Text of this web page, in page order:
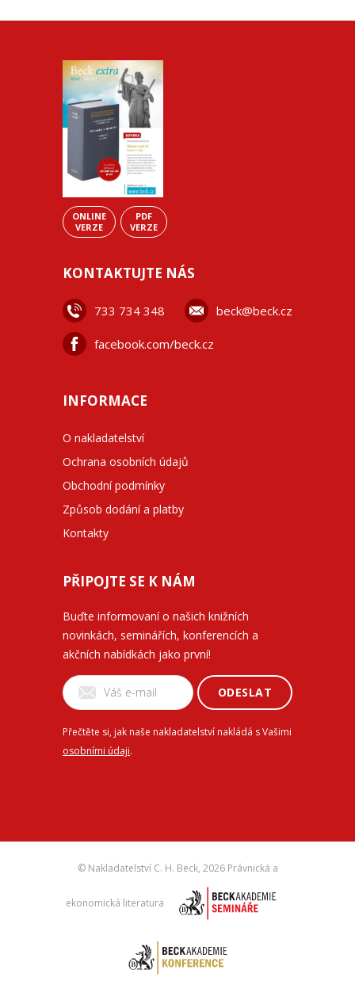
ONLINE
VERZE
PDF
VERZE
KONTAKTUJTE NÁS
733 734 348 beck@beck.cz
facebook.com/beck.cz
INFORMACE
O nakladatelství
Ochrana osobních údajů
Obchodní podmínky
Způsob dodání a platby
Kontakty
PŘIPOJTE SE K NÁM
Buďte informovaní o našich knižních
novinkách, seminářích, konferencích a
akčních nabídkách jako první!
ODESLAT
Přečtěte si, jak naše nakladatelství nakládá s Vašimi
osobními údaji.
© Nakladatelství C. H. Beck, 2026 Právnická a
ekonomická literatura